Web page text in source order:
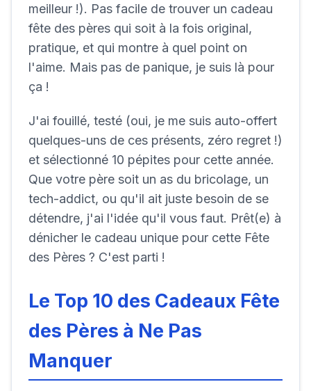
meilleur !). Pas facile de trouver un cadeau
fête des pères qui soit à la fois original,
pratique, et qui montre à quel point on
l'aime. Mais pas de panique, je suis là pour
ça !
J'ai fouillé, testé (oui, je me suis auto-offert
quelques-uns de ces présents, zéro regret !)
et sélectionné 10 pépites pour cette année.
Que votre père soit un as du bricolage, un
tech-addict, ou qu'il ait juste besoin de se
détendre, j'ai l'idée qu'il vous faut. Prêt(e) à
dénicher le cadeau unique pour cette Fête
des Pères ? C'est parti !
Le Top 10 des Cadeaux Fête
des Pères à Ne Pas
Manquer